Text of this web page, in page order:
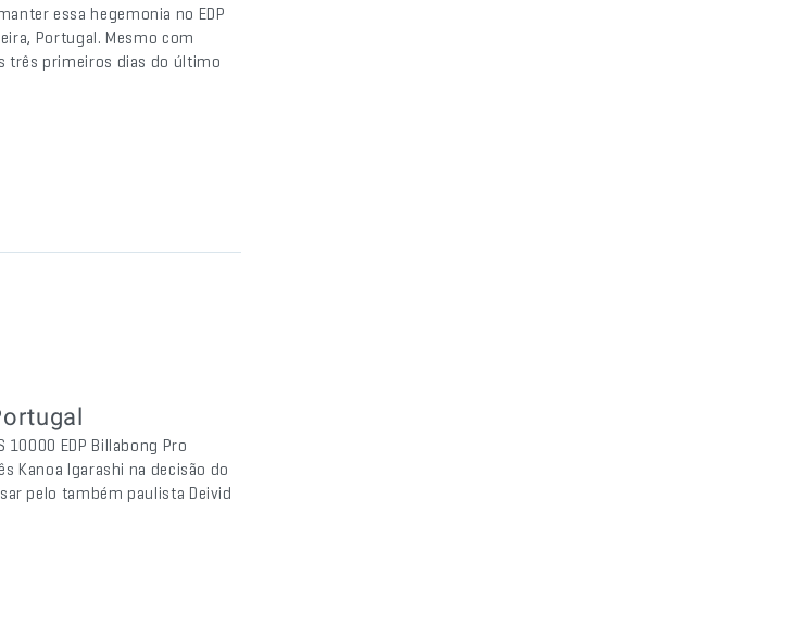
essa hegemonia no EDP
Portugal. Mesmo com
três primeiros dias do último
EDP Billabong Pro
Kanoa Igarashi na decisão do
pelo também paulista Deivid